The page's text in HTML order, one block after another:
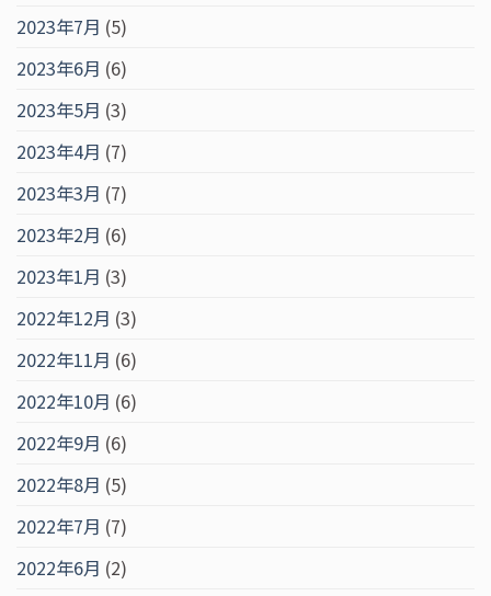
2023年7月 (5)
2023年6月 (6)
2023年5月 (3)
2023年4月 (7)
2023年3月 (7)
2023年2月 (6)
2023年1月 (3)
2022年12月 (3)
2022年11月 (6)
2022年10月 (6)
2022年9月 (6)
2022年8月 (5)
2022年7月 (7)
2022年6月 (2)